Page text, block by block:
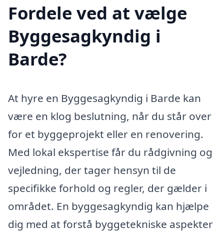
Fordele ved at vælge
Byggesagkyndig i
Barde?
At hyre en Byggesagkyndig i Barde kan
være en klog beslutning, når du står over
for et byggeprojekt eller en renovering.
Med lokal ekspertise får du rådgivning og
vejledning, der tager hensyn til de
specifikke forhold og regler, der gælder i
området. En byggesagkyndig kan hjælpe
dig med at forstå byggetekniske aspekter